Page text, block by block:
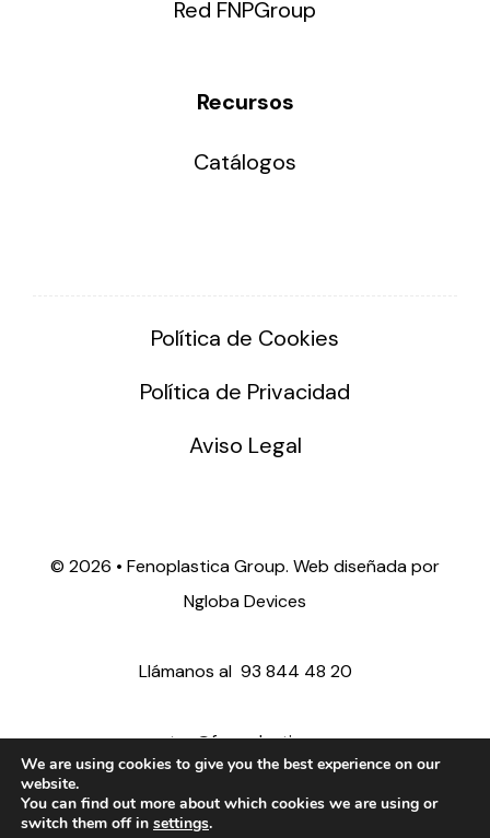
Red FNPGroup
Recursos
Catálogos
Política de Cookies
Política de Privacidad
Aviso Legal
© 2026 • Fenoplastica Group. Web diseñada por
Ngloba Devices
Llámanos al 93 844 48 20
ventas@fenoplastica.com
export@fenoplastica.com
We are using cookies to give you the best experience on our
website.
You can find out more about which cookies we are using or
switch them off in settings.